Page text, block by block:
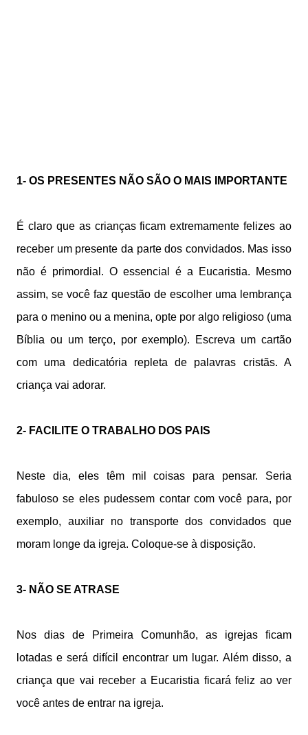
1- OS PRESENTES NÃO SÃO O MAIS IMPORTANTE
É claro que as crianças ficam extremamente felizes ao
receber um presente da parte dos convidados. Mas isso
não é primordial. O essencial é a Eucaristia. Mesmo
assim, se você faz questão de escolher uma lembrança
para o menino ou a menina, opte por algo religioso (uma
Bíblia ou um terço, por exemplo). Escreva um cartão
com uma dedicatória repleta de palavras cristãs. A
criança vai adorar.
2- FACILITE O TRABALHO DOS PAIS
Neste dia, eles têm mil coisas para pensar. Seria
fabuloso se eles pudessem contar com você para, por
exemplo, auxiliar no transporte dos convidados que
moram longe da igreja. Coloque-se à disposição.
3- NÃO SE ATRASE
Nos dias de Primeira Comunhão, as igrejas ficam
lotadas e será difícil encontrar um lugar. Além disso, a
criança que vai receber a Eucaristia ficará feliz ao ver
você antes de entrar na igreja.